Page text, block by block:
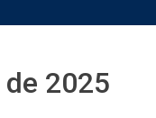
2025